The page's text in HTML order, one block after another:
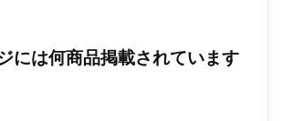
には何商品掲載されています